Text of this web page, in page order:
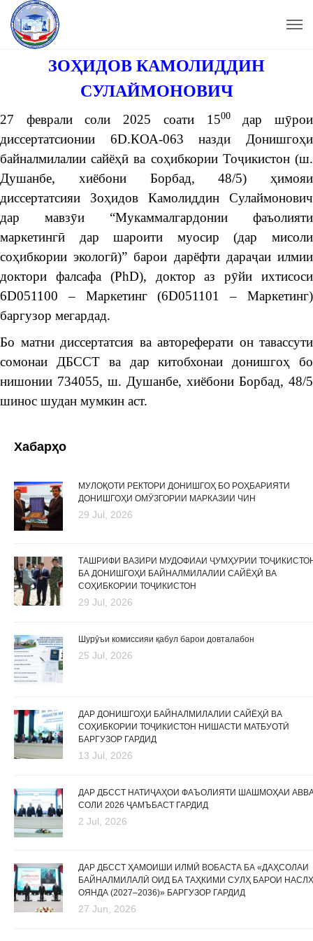
ЗОҲИДОВ КАМОЛИДДИН
СУЛАЙМОНОВИЧ
27 феврали соли 2025 соати 1500дар шӯрои
диссертатсионии 6D.КОА-063 назди Донишгоҳи
байналмилалии сайёҳӣ ва соҳибкории Тоҷикистон (ш.
Душанбе, хиёбони Борбад, 48/5) ҳимояи
диссертатсияи Зоҳидов Камолиддин Сулаймонович
дар мавзӯи “Мукаммалгардонии фаъолияти
маркетингӣ дар шароити муосир (дар мисоли
соҳибкории экологӣ)” барои дарёфти дараҷаи илмии
доктори фалсафа (PhD), доктор аз рӯйи ихтисоси
6D051100 – Маркетинг (6D051101 – Маркетинг)
баргузор мегардад.
Бо матни диссертатсия ва автореферати он тавассути
сомонаи ДБССТ ва дар китобхонаи донишгоҳ бо
нишонии 734055, ш. Душанбе, хиёбони Борбад, 48/5
шинос шудан мумкин аст.
Хабарҳо
МУЛОҚОТИ РЕКТОРИ ДОНИШГОҲ БО РОҲБАРИЯТИ
ДОНИШГОҲИ ОМӮЗГОРИИ МАРКАЗИИ ЧИН
29 Jul, 2026
ТАШРИФИ ВАЗИРИ МУДОФИАИ ҶУМҲУРИИ
БА ДОНИШГОҲИ БАЙНАЛМИЛАЛИИ САЙЁҲӢ ВА
СОҲИБКОРИИ ТОҶИКИСТОН
29 Jul, 2026
Шурӯъи комиссияи қабул барои довталабон
25 Jul, 2026
ДАР ДОНИШГОҲИ БАЙНАЛМИЛАЛИИ САЙЁҲӢ ВА
СОҲИБКОРИИ ТОҶИКИСТОН НИШАСТИ МАТБУОТӢ
БАРГУЗОР ГАРДИД
13 Jul, 2026
ДАР ДБССТ НАТИҶАҲОИ ФАЪОЛИЯТИ ШАШМОҲАИ
СОЛИ 2026 ҶАМЪБАСТ ГАРДИД
2 Jul, 2026
ДАР ДБССТ ҲАМОИШИ ИЛМӢ ВОБАСТА БА «ДАҲСОЛАИ
БАЙНАЛМИЛАЛӢ ОИД БА ТАҲКИМИ СУЛҲ БАРОИ
ОЯНДА (2027–2036)» БАРГУЗОР ГАРДИД
27 Jun, 2026